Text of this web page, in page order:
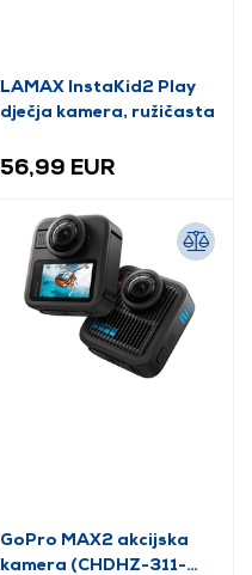
LAMAX InstaKid2 Play
dječja kamera, ružičasta
56,99 EUR
GoPro MAX2 akcijska
kamera (CHDHZ-311-